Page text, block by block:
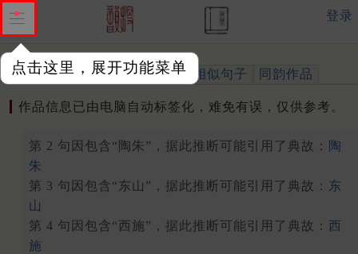
点击这里，展开功能菜单
登录
作品 标注四声 出处、引用 相似句子 同韵作品
作品信息已由电脑自动标签化，难免有误，仅供参考。
第 2 句因包含“陶朱”，据此推断可能引用了典故： 陶
朱
第 3 句因包含“东山”，据此推断可能引用了典故： 东
山
第 4 句因包含“西施”，据此推断可能引用了典故： 西
施